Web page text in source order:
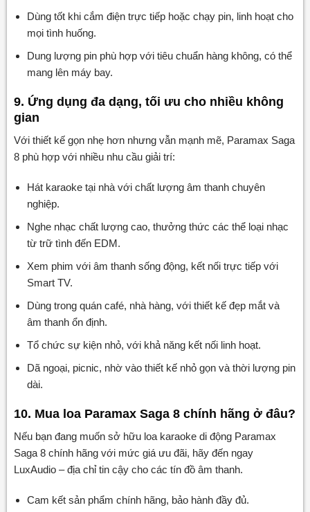
Dùng tốt khi cắm điện trực tiếp hoặc chạy pin, linh hoạt cho
mọi tình huống.
Dung lượng pin phù hợp với tiêu chuẩn hàng không, có thể
mang lên máy bay.
9. Ứng dụng đa dạng, tối ưu cho nhiều không
gian
Với thiết kế gọn nhẹ hơn nhưng vẫn mạnh mẽ, Paramax Saga
8 phù hợp với nhiều nhu cầu giải trí:
Hát karaoke tại nhà với chất lượng âm thanh chuyên
nghiệp.
Nghe nhạc chất lượng cao, thưởng thức các thể loại nhạc
từ trữ tình đến EDM.
Xem phim với âm thanh sống động, kết nối trực tiếp với
Smart TV.
Dùng trong quán café, nhà hàng, với thiết kế đẹp mắt và
âm thanh ổn định.
Tổ chức sự kiện nhỏ, với khả năng kết nối linh hoạt.
Dã ngoại, picnic, nhờ vào thiết kế nhỏ gọn và thời lượng pin
dài.
10. Mua loa Paramax Saga 8 chính hãng ở đâu?
Nếu bạn đang muốn sở hữu loa karaoke di động Paramax
Saga 8 chính hãng với mức giá ưu đãi, hãy đến ngay
LuxAudio – địa chỉ tin cậy cho các tín đồ âm thanh.
Cam kết sản phẩm chính hãng, bảo hành đầy đủ.